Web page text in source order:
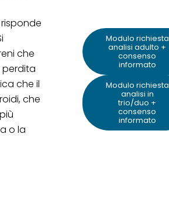
che
che il
che
o la
Modulo richiesta
analisi adulto +
consenso
informato
Modulo richiesta
analisi in
trio/duo +
consenso
informato